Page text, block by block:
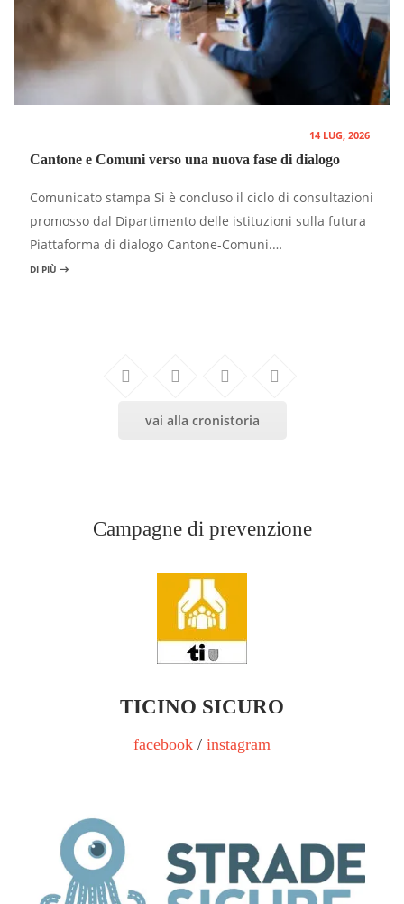
14 LUG, 2026
Cantone e Comuni verso una nuova fase di dialogo
Comunicato stampa Si è concluso il ciclo di consultazioni
promosso dal Dipartimento delle istituzioni sulla futura
Piattaforma di dialogo Cantone-Comuni.…
DI PIÙ
vai alla cronistoria
Campagne di prevenzione
TICINO SICURO
facebook / instagram